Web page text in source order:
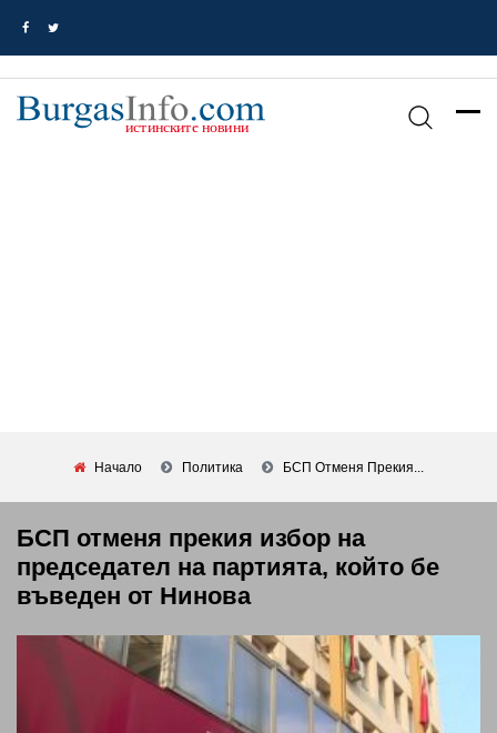
Начало Политика БСП Отменя Прекия...
БСП отменя прекия избор на
председател на партията, който бе
въведен от Нинова